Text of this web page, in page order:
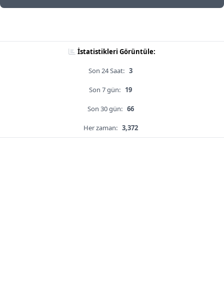
İstatistikleri Görüntüle:
Son 24 Saat: 3
Son 7 gün: 19
Son 30 gün: 66
Her zaman: 3,372